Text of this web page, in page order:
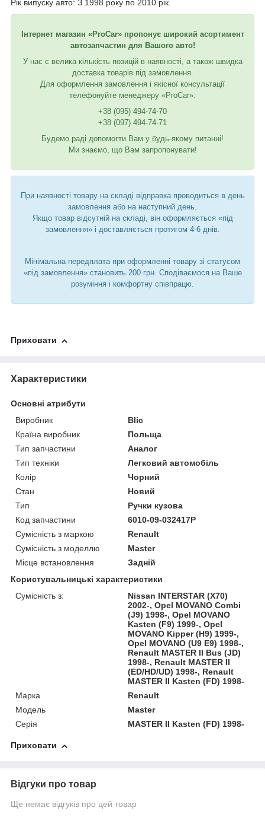
Рік випуску авто: З 1998 року по 2010 рік.
Інтернет магазин «ProCar» пропонує широкий асортимент
автозапчастин для Вашого авто!
У нас є велика кількість позицій в наявності, а також швидка
доставка товарів під замовлення.
Для оформлення замовлення і якісної консультації
телефонуйте менеджеру «ProCar»:
+38 (095) 494-74-70
+38 (097) 494-74-71
Будемо раді допомогти Вам у будь-якому питанні!
Ми знаємо, що Вам запропонувати!
При наявності товару на складі відправка проводиться в день
замовлення або на наступний день.
Якщо товар відсутній на складі, він оформляється «під
замовлення» і доставляється протягом 4-6 днів.
Мінімальна передплата при оформленні товару зі статусом
«під замовлення» становить 200 грн. Сподіваємося на Ваше
розуміння і комфортну співпрацю.
Приховати
Характеристики
Основні атрибути
Виробник
Blic
Країна виробник
Польща
Тип запчастини
Аналог
Тип техніки
Легковий автомобіль
Колір
Чорний
Стан
Новий
Тип
Ручки кузова
Код запчастини
6010-09-032417P
Сумісність з маркою
Renault
Сумісність з моделлю
Master
Місце встановлення
Задній
Користувальницькі характеристики
Сумісність з:
Nissan INTERSTAR (X70)
2002-, Opel MOVANO Combi
(J9) 1998-, Opel MOVANO
Kasten (F9) 1999-, Opel
MOVANO Kipper (H9) 1999-,
Opel MOVANO (U9 E9) 1998-,
Renault MASTER II Bus (JD)
1998-, Renault MASTER II
(ED/HD/UD) 1998-, Renault
MASTER II Kasten (FD) 1998-
Марка
Renault
Модель
Master
Серія
MASTER II Kasten (FD) 1998-
Приховати
Відгуки про товар
Ще немає відгуків про цей товар